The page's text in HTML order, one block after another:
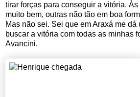
tirar forças para conseguir a vitória.
muito bem, outras não tão em boa
Mas não sei. Sei que em Araxá me dá
buscar a vitória com todas as minhas
Avancini.